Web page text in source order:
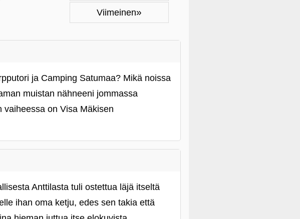
Viimeinen»
ja Camping Satumaa? Mikä noissa
muistan nähneeni jommassa
vaiheessa on Visa Mäkisen
Anttilasta tuli ostettua läjä itseltä
ihan oma ketju, edes sen takia että